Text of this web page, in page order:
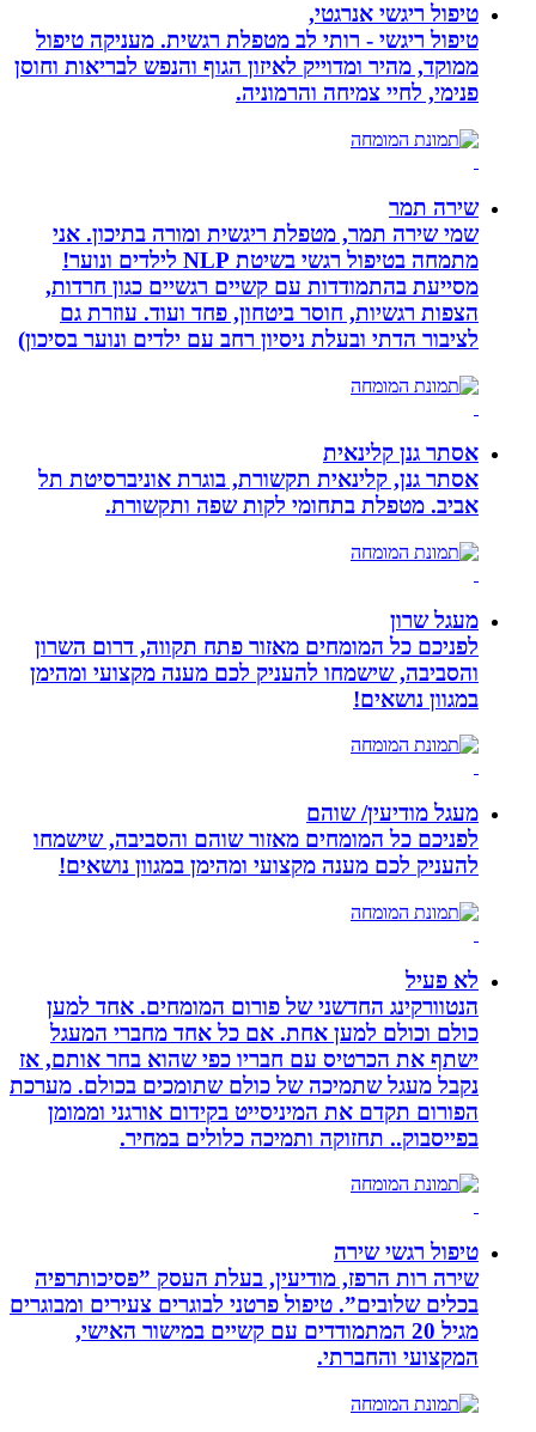
טיפול ריגשי אנרגטי,
טיפול ריגשי - רותי לב מטפלת רגשית. מעניקה טיפול
ממוקד, מהיר ומדוייק לאיזון הגוף והנפש לבריאות וחוסן
פנימי, לחיי צמיחה והרמוניה.
שירה תמר
שמי שירה תמר, מטפלת ריגשית ומורה בתיכון. אני
מתמחה בטיפול רגשי בשיטת NLP לילדים ונוער!
מסייעת בהתמודדות עם קשיים רגשיים כגון חרדות,
הצפות רגשיות, חוסר ביטחון, פחד ועוד. עוזרת גם
לציבור הדתי ובעלת ניסיון רחב עם ילדים ונוער בסיכון)
אסתר גנן קלינאית
אסתר גנן, קלינאית תקשורת, בוגרת אוניברסיטת תל
אביב. מטפלת בתחומי לקות שפה ותקשורת.
מעגל שרון
לפניכם כל המומחים מאזור פתח תקווה, דרום השרון
והסביבה, שישמחו להעניק לכם מענה מקצועי ומהימן
במגוון נושאים!
מעגל מודיעין/ שוהם
לפניכם כל המומחים מאזור שוהם והסביבה, שישמחו
להעניק לכם מענה מקצועי ומהימן במגוון נושאים!
לא פעיל
הנטוורקינג החדשני של פורום המומחים. אחד למען
כולם וכולם למען אחת. אם כל אחד מחברי המעגל
ישתף את הכרטיס עם חבריו כפי שהוא בחר אותם, אז
נקבל מעגל שתמיכה של כולם שתומכים בכולם. מערכת
הפורום תקדם את המיניסייט בקידום אורגני וממומן
בפייסבוק.. תחזוקה ותמיכה כלולים במחיר.
טיפול רגשי שירה
שירה רות הרפז, מודיעין, בעלת העסק ”פסיכותרפיה
בכלים שלובים”. טיפול פרטני לבוגרים צעירים ומבוגרים
מגיל 20 המתמודדים עם קשיים במישור האישי,
המקצועי והחברתי.